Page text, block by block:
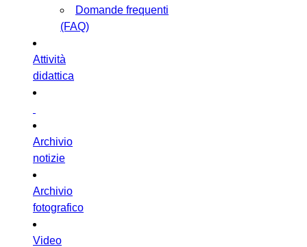
Domande frequenti
(FAQ)
Attività
didattica
Archivio
notizie
Archivio
fotografico
Video